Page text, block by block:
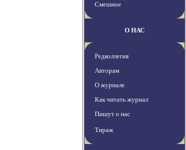
Смешное
О НАС
Редколлегия
Авторам
О журнале
Как читать журнал
Пишут о нас
Тираж